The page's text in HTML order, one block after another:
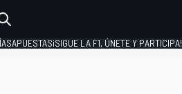
APUESTAS¡SIGUE LA F1, ÚNETE Y PARTICIPA!